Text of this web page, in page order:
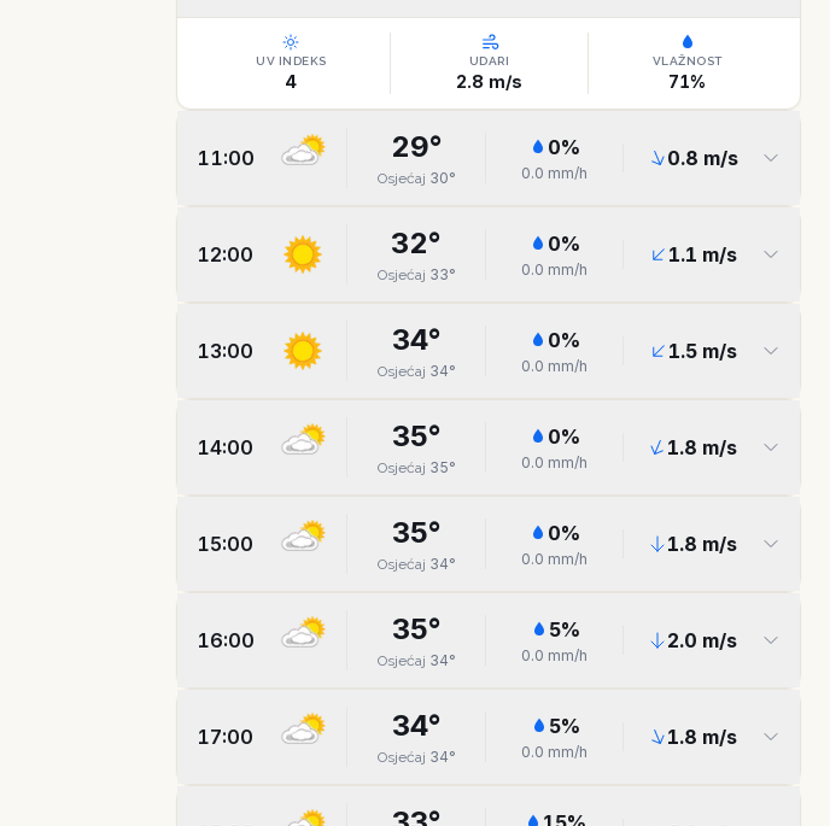
UV INDEKS
4
UDARI
2.8 m/s
VLAŽNOST
71%
11:00 29°
Osjećaj 30°
0%
0.0 mm/h
0.8 m/s
12:00 32°
Osjećaj 33°
0%
0.0 mm/h
1.1 m/s
13:00 34°
Osjećaj 34°
0%
0.0 mm/h
1.5m/s
14:00 35°
Osjećaj 35°
0%
0.0 mm/h
1.8 m/s
15:00 35°
Osjećaj 34°
0%
0.0 mm/h
1.8 m/s
16:00 35°
Osjećaj 34°
5%
0.0 mm/h
2.0 m/s
17:00 34°
Osjećaj 34°
5%
0.0 mm/h
1.8 m/s